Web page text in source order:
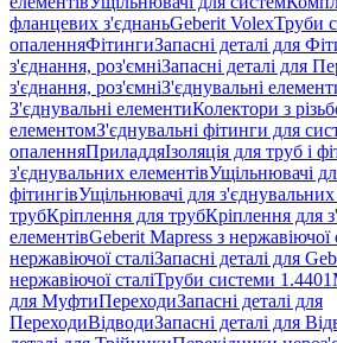
фланцевих з'єднаньGeberit VolexТруби
опаленняФітингиЗапасні деталі для
з'єднання, роз'ємніЗапасні деталі для
з'єднання, роз'ємніЗ'єднувальні
З'єднувальні елементиКолектори з
елементомЗ'єднувальні фітинги для
опаленняПриладдяІзоляція для труб і
з'єднувальних елементівУщільнювачі
фітингівУщільнювачі для з'єднувальних
трубКріплення для трубКріплення для
елементівGeberit Mapress з нержавіючої
нержавіючої сталіЗапасні деталі для
нержавіючої сталіТруби системи 1.4401
для МуфтиПереходиЗапасні деталі для
ПереходиВідводиЗапасні деталі для